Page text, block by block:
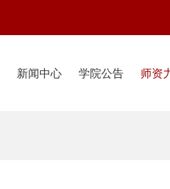
新闻中心 学院公告 师资